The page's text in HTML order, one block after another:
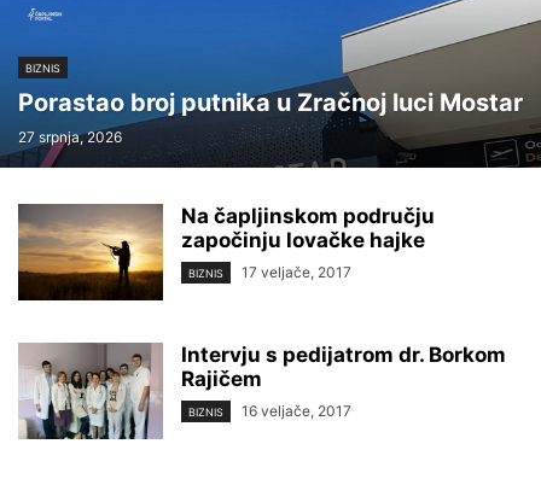
BIZNIS
Porastao broj putnika u Zračnoj luci Mostar
27 srpnja, 2026
Na čapljinskom području
započinju lovačke hajke
BIZNIS 17 veljače, 2017
Intervju s pedijatrom dr. Borkom
Rajičem
BIZNIS 16 veljače, 2017